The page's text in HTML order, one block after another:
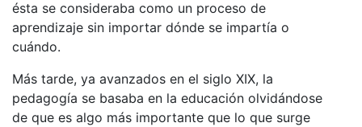
ésta se consideraba como un proceso de
aprendizaje sin importar dónde se impartía o
cuándo.
Más tarde, ya avanzados en el siglo XIX, la
pedagogía se basaba en la educación olvidándose
de que es algo más importante que lo que surge